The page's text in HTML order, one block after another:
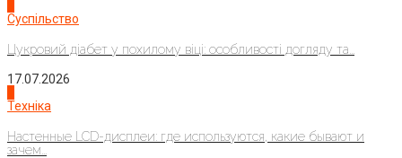
Суспільство
Цукровий діабет у похилому віці: особливості догляду та...
17.07.2026
Техніка
Настенные LCD-дисплеи: где используются, какие бывают и
зачем...